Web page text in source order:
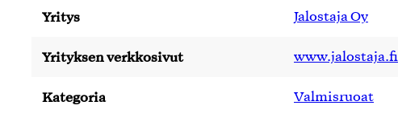
Yritys Jalostaja Oy
Yrityksen verkkosivut www.jalostaja.fi
Kategoria Valmisruoat